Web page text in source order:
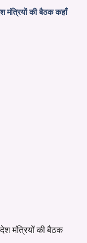
मंत्रियों की बैठक कहाँ
मंत्रियों की बैठक